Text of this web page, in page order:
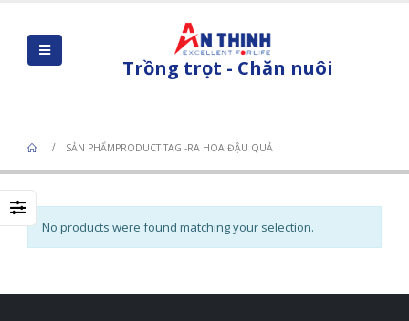
Trồng trọt - Chăn nuôi
SẢN PHẨMPRODUCT TAG -RA HOA ĐẬU QUẢ
No products were found matching your selection.